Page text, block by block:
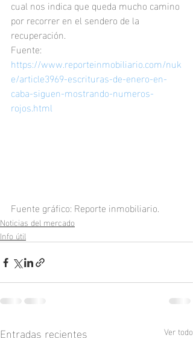
cual nos indica que queda mucho camino
por recorrer en el sendero de la
recuperación.
Fuente:
https://www.reporteinmobiliario.com/nuk
e/article3969-escrituras-de-enero-en-
caba-siguen-mostrando-numeros-
rojos.html
Fuente gráfico: Reporte inmobiliario.
Noticias del mercado
Info útil
Entradas recientes Ver todo